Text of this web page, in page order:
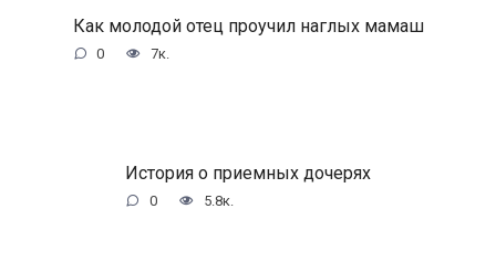
Как молодой отец проучил наглых мамаш
0 7к.
История о приемных дочерях
0 5.8к.